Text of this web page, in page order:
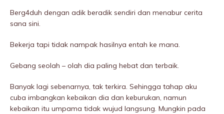
Berg4duh dengan adik beradik sendiri dan menabur cerita
sana sini.
Bekerja tapi tidak nampak hasilnya entah ke mana.
Gebang seolah – olah dia paling hebat dan terbaik.
Banyak lagi sebenarnya, tak terkira. Sehingga tahap aku
cuba imbangkan kebaikan dia dan keburukan, namun
kebaikan itu umpama tidak wujud langsung. Mungkin pada